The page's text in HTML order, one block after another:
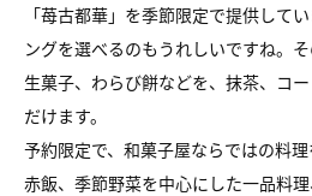
「苺古都華」を季節限定で提供して
ングを選べるのもうれしいですね。
生菓子、わらび餅などを、抹茶、コ
だけます。
予約限定で、和菓子屋ならではの料理
赤飯、季節野菜を中心にした一品料